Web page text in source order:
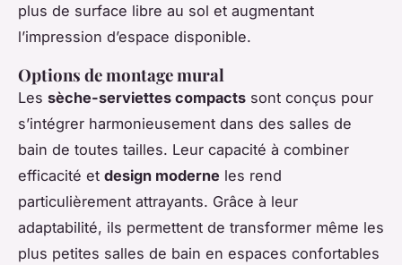
plus de surface libre au sol et augmentant
l’impression d’espace disponible.
Options de montage mural
Les sèche-serviettes compacts sont conçus pour
s’intégrer harmonieusement dans des salles de
bain de toutes tailles. Leur capacité à combiner
efficacité et design moderne les rend
particulièrement attrayants. Grâce à leur
adaptabilité, ils permettent de transformer même les
plus petites salles de bain en espaces confortables